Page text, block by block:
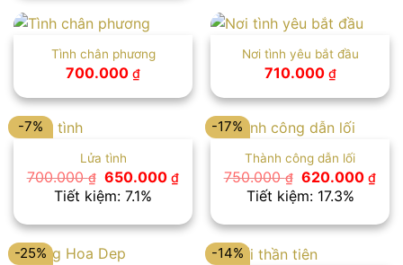
Tình chân phương
700.000 ₫
Nơi tình yêu bắt đầu
710.000 ₫
-7%
Lửa tình
700.000₫ Giá
gốc
là:
650.000₫Giá
là:
650.000 ₫.
Tiết kiệm: 7.1%
-17%
Thành công dẫn lối
750.000₫ Giá
gốc
là:
620.000₫Giá
là:
Tiết kiệm: 17.3%
-25% -14%